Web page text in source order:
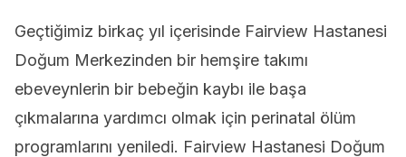
Geçtiğimiz birkaç yıl içerisinde Fairview Hastanesi
Doğum Merkezinden bir hemşire takımı
ebeveynlerin bir bebeğin kaybı ile başa
çıkmalarına yardımcı olmak için perinatal ölüm
programlarını yeniledi. Fairview Hastanesi Doğum